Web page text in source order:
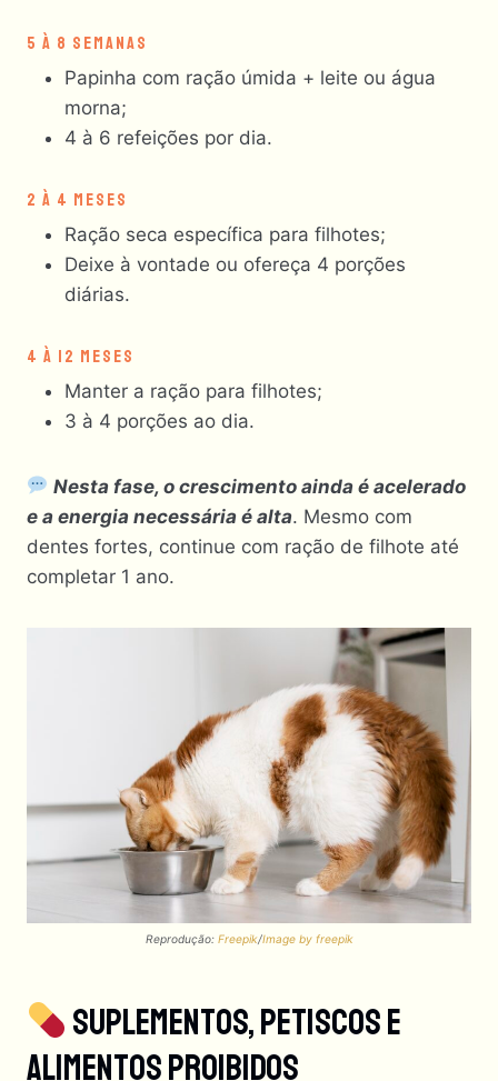
5 À 8 SEMANAS
Papinha com ração úmida + leite ou água
morna;
4 à 6 refeições por dia.
2 À 4 MESES
Ração seca específica para filhotes;
Deixe à vontade ou ofereça 4 porções
diárias.
4 À 12 MESES
Manter a ração para filhotes;
3 à 4 porções ao dia.
Nesta fase, o crescimento ainda é acelerado
e a energia necessária é alta. Mesmo com
dentes fortes, continue com ração de filhote até
completar 1 ano.
Reprodução: Freepik/Image by freepik
Suplementos, Petiscos E
Alimentos Proibidos